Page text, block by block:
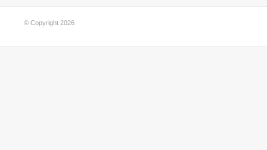
© Copyright 2026